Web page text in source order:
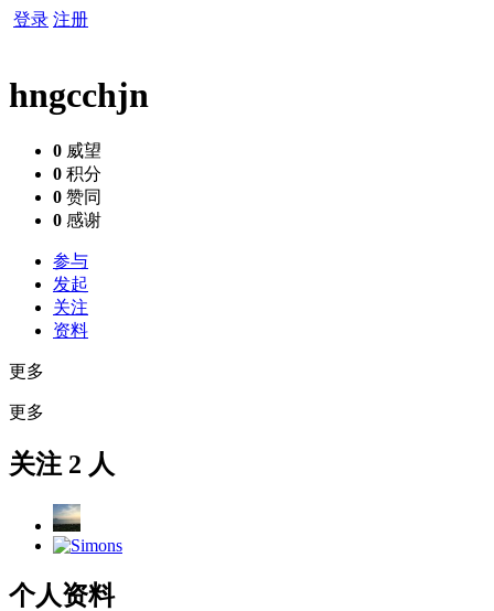
登录 注册
hngcchjn
0 威望
0 积分
0 赞同
0 感谢
参与
发起
关注
资料
更多
更多
关注 2 人
个人资料